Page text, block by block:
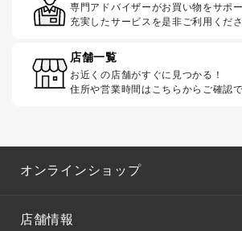
専門アドバイザーがお買い物をサポー
充実したサービスを是非ご利用くださ
店舗一覧
お近くの店舗がすぐに見つかる！
住所や営業時間はこちらからご確認で
オンラインショップ
店舗情報